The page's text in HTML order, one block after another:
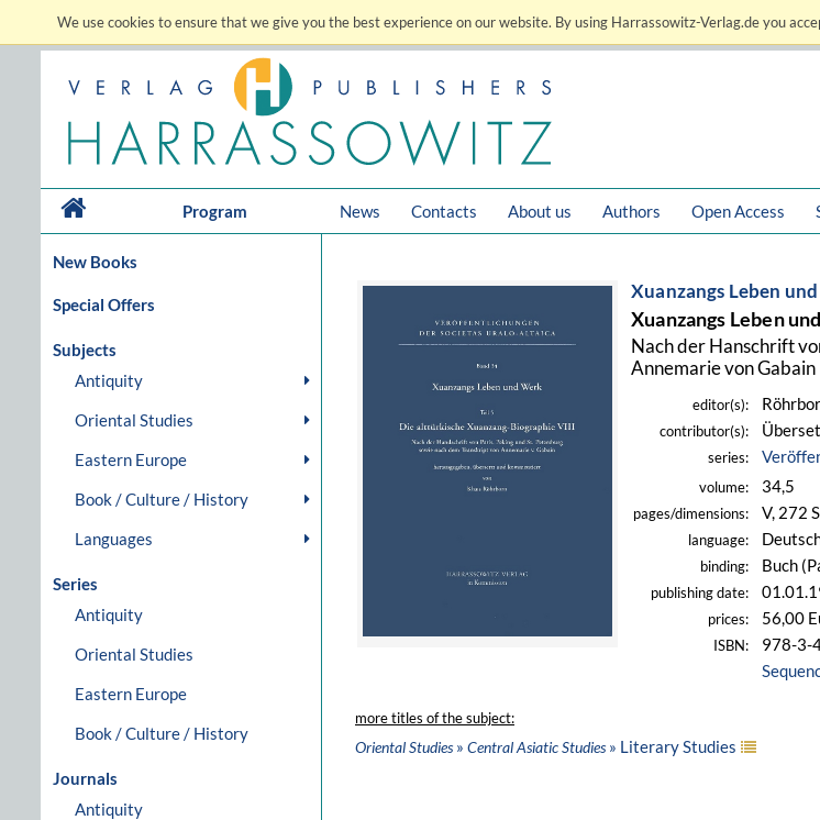
We use cookies to ensure that we give you the best experience on our website. By using Harrassowitz-Verlag.de you
Program News Contacts About us Authors Open Access
New Books
Special Offers
Subjects
Antiquity
Oriental Studies
Eastern Europe
Book / Culture / History
Languages
Series
Antiquity
Oriental Studies
Eastern Europe
Book / Culture / History
Journals
Antiquity
Xuanzangs Leben
Xuanzangs Leben
Nach der Hanschrift
Annemarie von Gabain
editor(s):
contributor(s):
series:
volume: 34,5
pages/dimensions: V, 272
language:
binding: Buch
publishing date:
prices: 56,00
ISBN:
978-3-
more titles of the subject:
Oriental Studies» Central Asiatic Studies» Literary Studies